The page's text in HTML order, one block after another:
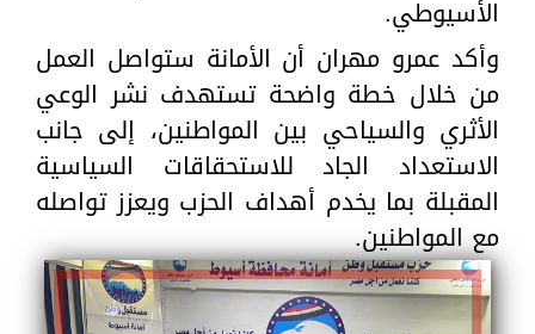
الأسيوطي.
وأكد عمرو مهران أن الأمانة ستواصل العمل
من خلال خطة واضحة تستهدف نشر الوعي
الأثري والسياحي بين المواطنين، إلى جانب
الاستعداد الجاد للاستحقاقات السياسية
المقبلة بما يخدم أهداف الحزب ويعزز تواصله
مع المواطنين.